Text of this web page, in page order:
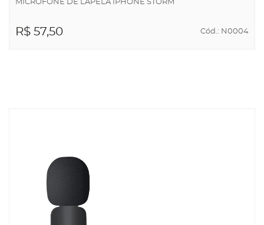
MICROFONE DE LAPELA IPHONE STORM
R$ 57,50 Cód.: N0004